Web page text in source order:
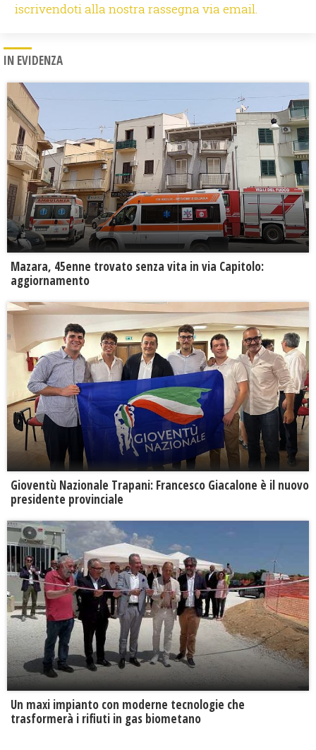
iscrivendoti alla nostra rassegna via email.
IN EVIDENZA
Mazara, 45enne trovato senza vita in via Capitolo:
aggiornamento
Gioventù Nazionale Trapani: Francesco Giacalone è il nuovo
presidente provinciale
Un maxi impianto con moderne tecnologie che
trasformerà i rifiuti in gas biometano